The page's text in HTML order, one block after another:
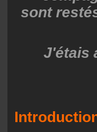
sont
J'étais